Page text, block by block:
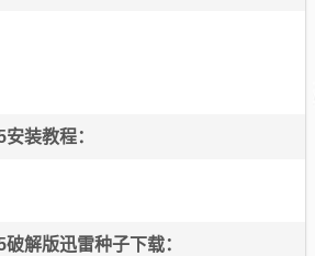
装教程：
解版迅雷种子下载：